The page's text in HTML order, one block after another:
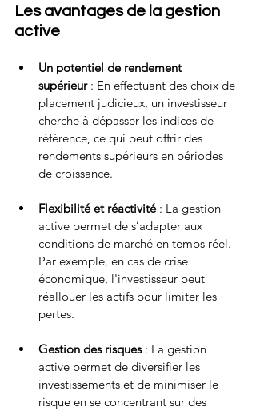
Les avantages de la gestion
active
Un potentiel de rendement
supérieur : En effectuant des choix de
placement judicieux, un investisseur
cherche à dépasser les indices de
référence, ce qui peut offrir des
rendements supérieurs en périodes
de croissance.
Flexibilité et réactivité : La gestion
active permet de s’adapter aux
conditions de marché en temps réel.
Par exemple, en cas de crise
économique, l'investisseur peut
réallouer les actifs pour limiter les
pertes.
Gestion des risques : La gestion
active permet de diversifier les
investissements et de minimiser le
risque en se concentrant sur des